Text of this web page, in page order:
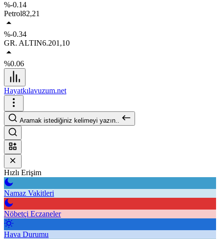
%-0.14
Petrol82,21
%-0.34
GR. ALTIN6.201,10
%0.06
Hayatkılavuzum.net
Aramak istediğiniz kelimeyi yazın..
Hızlı Erişim
Namaz Vakitleri
Nöbetçi Eczaneler
Hava Durumu